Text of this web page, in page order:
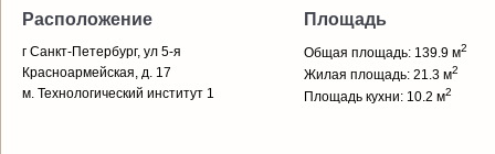
Расположение
г Санкт-Петербург, ул 5-я
Красноармейская, д. 17
м. Технологический институт 1
Площадь
Общая площадь: 139.9 м2
Жилая площадь: 21.3 м2
Площадь кухни: 10.2 м2